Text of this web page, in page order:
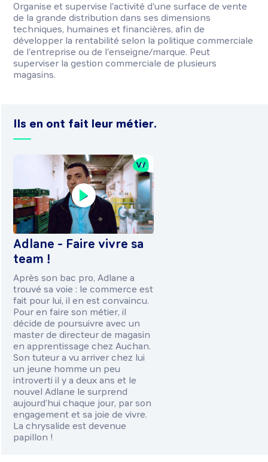
Organise et supervise l'activité d'une surface de vente
de la grande distribution dans ses dimensions
techniques, humaines et financières, afin de
développer la rentabilité selon la politique commerciale
de l'entreprise ou de l'enseigne/marque. Peut
superviser la gestion commerciale de plusieurs
magasins.
Ils en ont fait leur métier.
Adlane - Faire vivre sa
team !
Après son bac pro, Adlane a
trouvé sa voie : le commerce est
fait pour lui, il en est convaincu.
Pour en faire son métier, il
décide de poursuivre avec un
master de directeur de magasin
en apprentissage chez Auchan.
Son tuteur a vu arriver chez lui
un jeune homme un peu
introverti il y a deux ans et le
nouvel Adlane le surprend
aujourd’hui chaque jour, par son
engagement et sa joie de vivre.
La chrysalide est devenue
papillon !